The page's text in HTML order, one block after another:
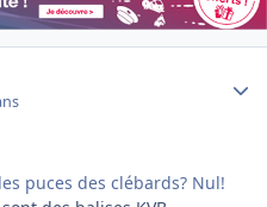
puces des clébards? Nul!